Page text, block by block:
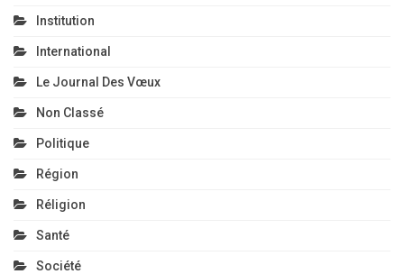
Institution
International
Le Journal Des Vœux
Non Classé
Politique
Région
Réligion
Santé
Société